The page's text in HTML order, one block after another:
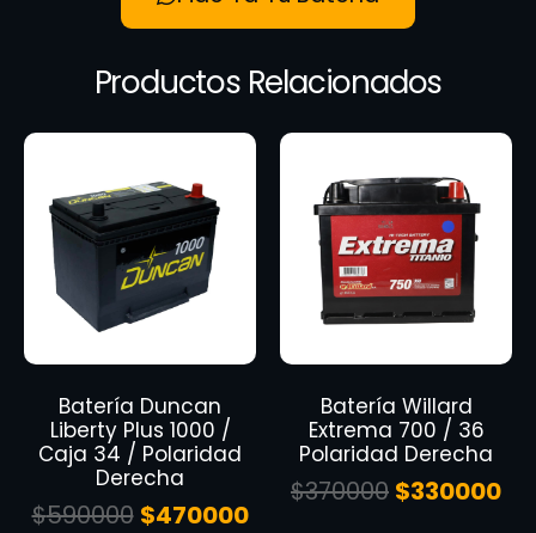
Productos Relacionados
Batería Duncan
Liberty Plus 1000 /
Caja 34 / Polaridad
Derecha
$590000 $470000
Batería Willard
Extrema 700 / 36
Polaridad Derecha
$370000 $330000